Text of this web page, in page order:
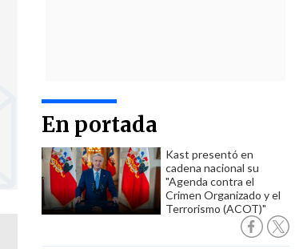
En portada
Kast presentó en
cadena nacional su
"Agenda contra el
Crimen Organizado y el
Terrorismo (ACOT)"